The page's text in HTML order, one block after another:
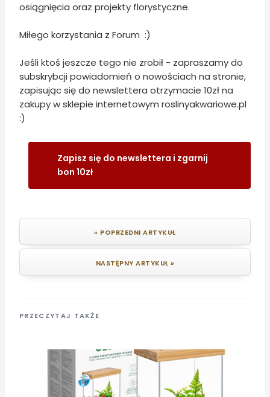
osiągnięcia oraz projekty florystyczne.
Miłego korzystania z Forum :)
Jeśli ktoś jeszcze tego nie zrobił - zapraszamy do
subskrybcji powiadomień o nowościach na stronie,
zapisując się do newslettera otrzymacie 10zł na
zakupy w sklepie internetowym roslinyakwariowe.pl
:)
Zapisz się do newslettera i zgarnij
bon 10zł
« POPRZEDNI ARTYKUŁ
NASTĘPNY ARTYKUŁ »
PRZECZYTAJ TAKŻE